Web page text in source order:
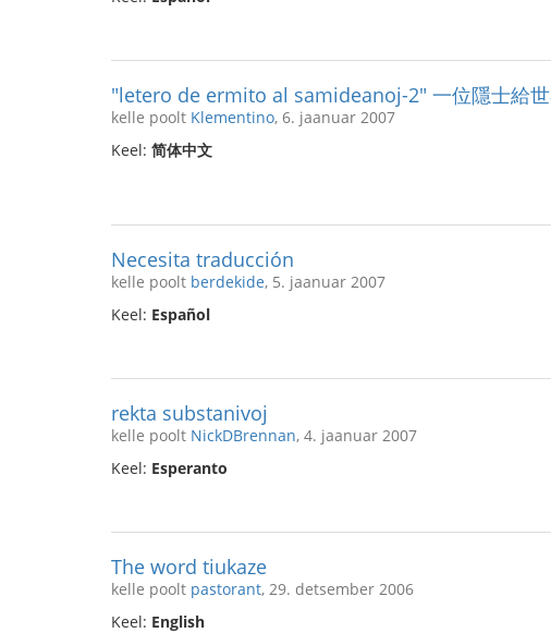
"letero de ermito al samideanoj-2" 一位隱士給
kelle poolt Klementino, 6. jaanuar 2007
Keel: 简体中文
Necesita traducción
kelle poolt berdekide, 5. jaanuar 2007
Keel: Español
rekta substanivoj
kelle poolt NickDBrennan, 4. jaanuar 2007
Keel: Esperanto
The word tiukaze
kelle poolt pastorant, 29. detsember 2006
Keel: English